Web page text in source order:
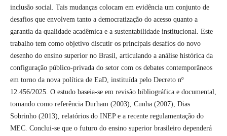
inclusão social. Tais mudanças colocam em evidência um conjunto de
desafios que envolvem tanto a democratização do acesso quanto a
garantia da qualidade acadêmica e a sustentabilidade institucional. Este
trabalho tem como objetivo discutir os principais desafios do novo
desenho do ensino superior no Brasil, articulando a análise histórica da
configuração público-privada do setor com os debates contemporâneos
em torno da nova política de EaD, instituída pelo Decreto nº
12.456/2025. O estudo baseia-se em revisão bibliográfica e documental,
tomando como referência Durham (2003), Cunha (2007), Dias
Sobrinho (2013), relatórios do INEP e a recente regulamentação do
MEC. Conclui-se que o futuro do ensino superior brasileiro dependerá